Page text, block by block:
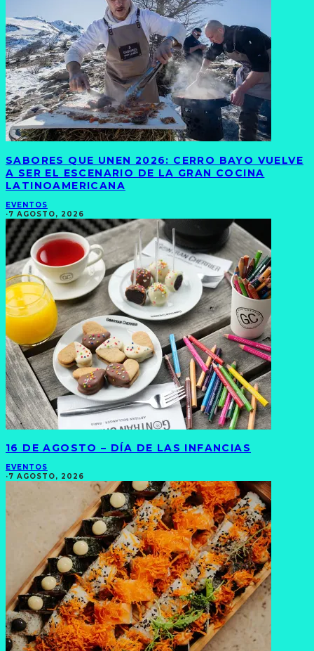
SABORES QUE UNEN 2026: CERRO BAYO VUELVE
A SER EL ESCENARIO DE LA GRAN COCINA
LATINOAMERICANA
EVENTOS
·7 AGOSTO, 2026
16 DE AGOSTO – DÍA DE LAS INFANCIAS
EVENTOS
·7 AGOSTO, 2026